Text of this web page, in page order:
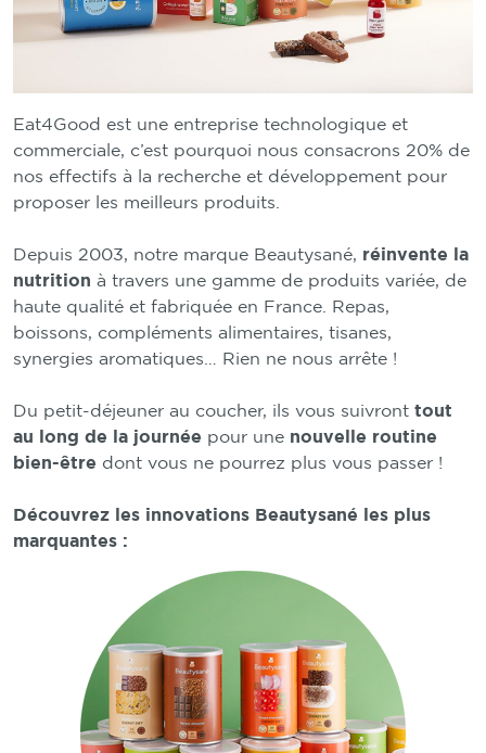
Eat4Good est une entreprise technologique et
commerciale, c’est pourquoi nous consacrons 20% de
nos effectifs à la recherche et développement pour
proposer les meilleurs produits.
Depuis 2003, notre marque Beautysané, réinvente la
nutrition à travers une gamme de produits variée, de
haute qualité et fabriquée en France. Repas,
boissons, compléments alimentaires, tisanes,
synergies aromatiques… Rien ne nous arrête !
Du petit-déjeuner au coucher, ils vous suivront tout
au long de la journée pour une nouvelle routine
bien-être dont vous ne pourrez plus vous passer !
Découvrez les innovations Beautysané les plus
marquantes :